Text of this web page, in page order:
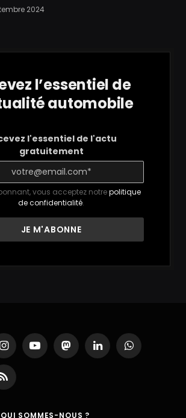
2024
l’essentiel de
automobile
l'essentiel de l'actu
gratuitement
vous acceptez notrepolitique
de confidentialité.
InstagramYouTubeMastodonLinkedInWhatsApp
RSS
QUI SOMMES-NOUS ?